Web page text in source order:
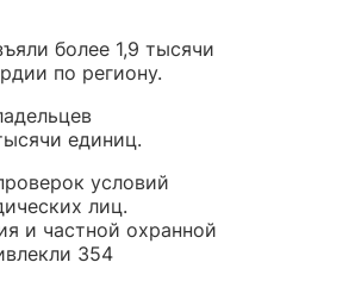
более 1,9 тысячи
по региону.
единиц.
условий
лиц.
и частной охранной
354